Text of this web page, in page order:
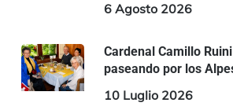
6 Agosto 2026
Cardenal Camillo
paseando por los
10 Luglio 2026